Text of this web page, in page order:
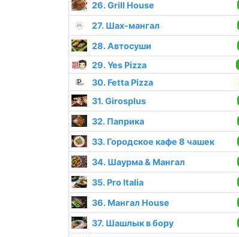
26. Grill House
27. Шах-мангал
28. Автосуши
29. Yes Pizza
30. Fetta Pizza
31. Girosplus
32. Паприка
33. Городское кафе 8 чашек
34. Шаурма & Мангал
35. Pro Italia
36. Мангал House
37. Шашлык в бору